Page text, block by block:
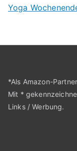
Yoga
*Als Amazon-
Mit *
Links / Werbung.